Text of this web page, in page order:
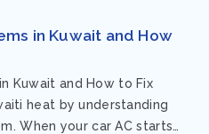
in Kuwait and How
Kuwait and How to Fix
heat by understanding
When your car AC starts